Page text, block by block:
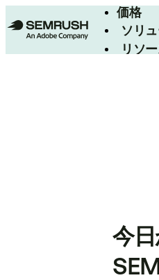
価格
ソリ
リソ
今